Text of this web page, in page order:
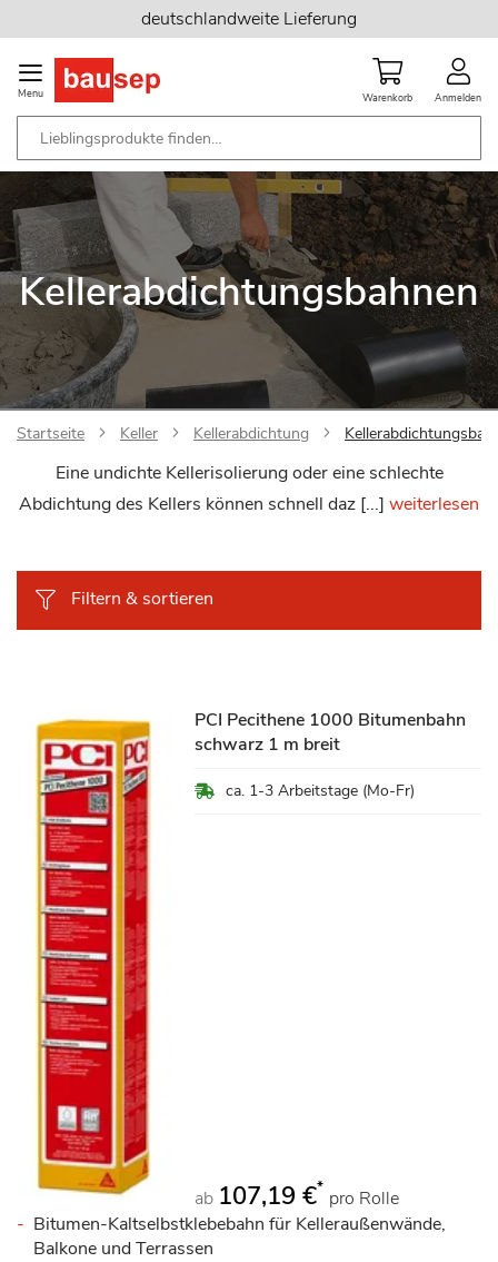
Inhalt
springen
deutschlandweite Lieferung
Menu Warenkorb Anmelden
Kellerabdichtungsbahnen
Startseite Keller Kellerabdichtung
Eine undichte Kellerisolierung oder eine schlechte
Abdichtung des Kellers können schnell daz [...] weiterlesen
Filtern & sortieren
PCI Pecithene 1000 Bitumenbahn
schwarz 1 m breit
ca. 1-3 Arbeitstage (Mo-Fr)
ab 107,19 €* pro Rolle
Bitumen-Kaltselbstklebebahn für Kelleraußenwände,
Balkone und Terrassen